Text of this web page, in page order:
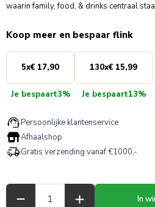
waarin family, food, & drinks centraal
Koop meer en bespaar flink
5x€ 17,90
Je bespaart3%
130x€ 15,99
Je bespaart13%
Persoonlijke klantenservice
Afhaalshop
Gratis verzending vanaf €1000,-
In